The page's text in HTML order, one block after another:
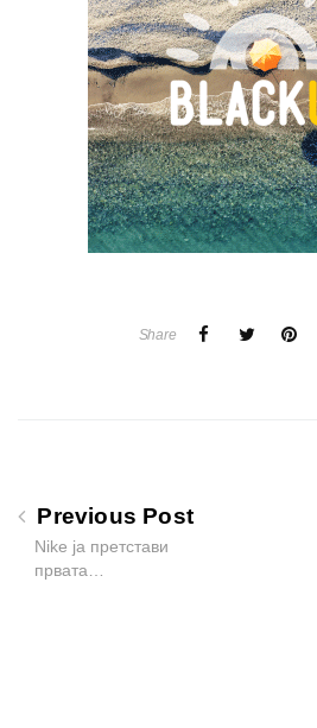
Share
Previous Post
Nike ја претстави
првата…